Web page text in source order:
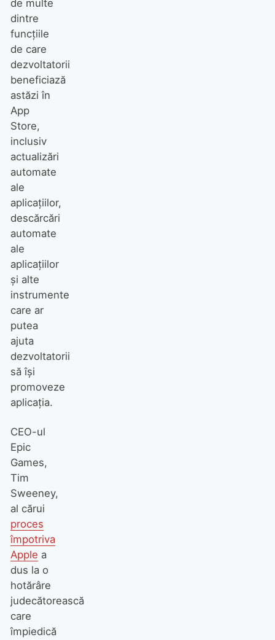
de multe
dintre
funcțiile
de care
dezvoltatorii
beneficiază
astăzi în
App
Store,
inclusiv
actualizări
automate
ale
aplicațiilor,
descărcări
automate
ale
aplicațiilor
și alte
instrumente
care ar
putea
ajuta
dezvoltatorii
să își
promoveze
aplicația.
CEO-ul
Epic
Games,
Tim
Sweeney,
al cărui
proces
împotriva
Apple a
dus la o
hotărâre
judecătorească
care
împiedică